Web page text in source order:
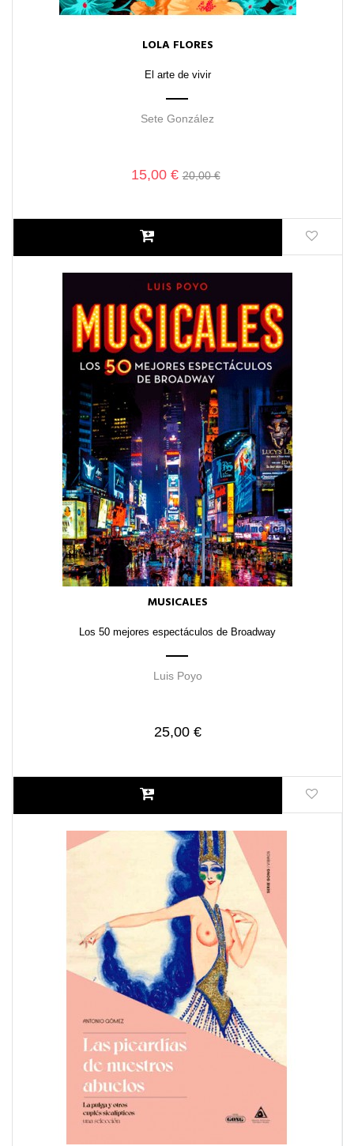
LOLA FLORES
El arte de vivir
Sete González
15,00 €20,00 €
MUSICALES
Los 50 mejores espectáculos de Broadway
Luis Poyo
25,00 €